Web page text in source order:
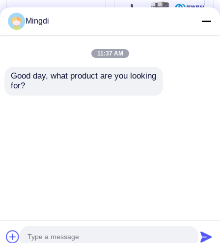
800-1300 kg/h Linea
Estrusore per fogli in
© 2026 Zhejiang Mingdi Extrusion Machinery
Mingdi
11:37 AM
Good day, what product are you looking
for?